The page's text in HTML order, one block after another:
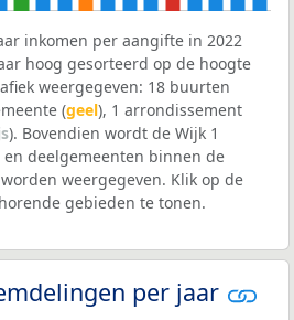
inkomen per aangifte in 2022
hoog gesorteerd op de hoogte
weergegeven: 18 buurten
(geel), 1 arrondissement
). Bovendien wordt de Wijk 1
deelgemeenten binnen de
weergegeven. Klik op de
gebieden te tonen.
per jaar